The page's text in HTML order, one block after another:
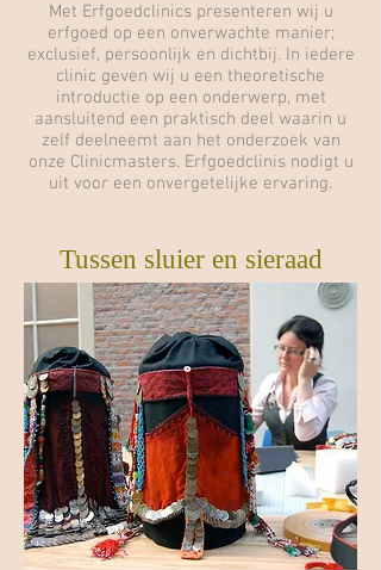
Tussen sluier en sieraad
Met Erfgoedclinics presenteren wij u
erfgoed op een onverwachte manier;
exclusief, persoonlijk en dichtbij. In iedere
clinic geven wij u een theoretische
introductie op een onderwerp, met
aansluitend een praktisch deel waarin u
zelf deelneemt aan het onderzoek van
onze Clinicmasters. Erfgoedclinis nodigt u
uit voor een onvergetelijke ervaring.